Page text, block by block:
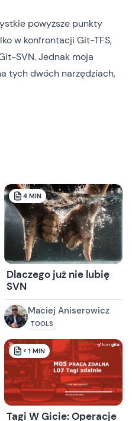
powyższe punkty
w konfrontacji Git-TFS,
SVN. Jednak moja
tych dwóch narzędziach,
4 MIN
Dlaczego już nie lubię
SVN
Maciej Aniserowicz
TOOLS
< 1 MIN
Tagi W Gicie: Operacje